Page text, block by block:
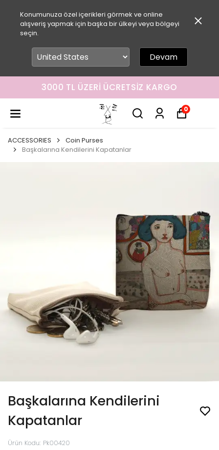
Konumunuza özel içerikleri görmek ve online
alışveriş yapmak için başka bir ülkeyi veya bölgeyi
seçin.
Devam
3000 TL ÜZERI ÜCRETSIZ KARGO
0
ACCESSORIES
Coin Purses
Başkalarına Kendilerini Kapatanlar
Başkalarına Kendilerini
Kapatanlar
Ürün Kodu: Pk00420